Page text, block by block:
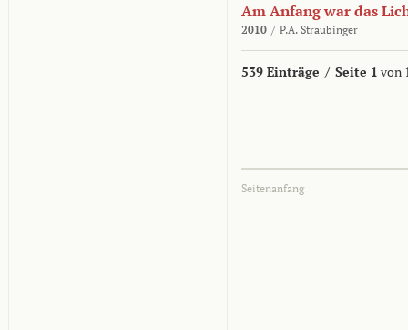
Am Anfang war das
2010 / P.A. Straubinger
539 Einträge / Seite 1 von
Seitenanfang